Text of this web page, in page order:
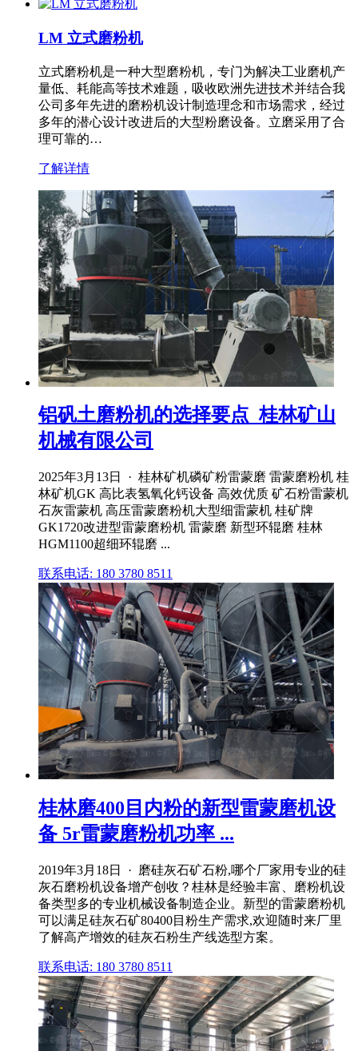
LM 立式磨粉机
立式磨粉机是一种大型磨粉机，专门为解决工业磨机产
量低、耗能高等技术难题，吸收欧洲先进技术并结合我
公司多年先进的磨粉机设计制造理念和市场需求，经过
多年的潜心设计改进后的大型粉磨设备。立磨采用了合
理可靠的…
了解详情
铝矾土磨粉机的选择要点_桂林矿山
机械有限公司
2025年3月13日 · 桂林矿机磷矿粉雷蒙磨 雷蒙磨粉机 桂
林矿机GK 高比表氢氧化钙设备 高效优质 矿石粉雷蒙机
石灰雷蒙机 高压雷蒙磨粉机大型细雷蒙机 桂矿牌
GK1720改进型雷蒙磨粉机 雷蒙磨 新型环辊磨 桂林
HGM1100超细环辊磨 ...
联系电话: 180 3780 8511
桂林磨400目内粉的新型雷蒙磨机设
备 5r雷蒙磨粉机功率 ...
2019年3月18日 · 磨硅灰石矿石粉,哪个厂家用专业的硅
灰石磨粉机设备增产创收？桂林是经验丰富、磨粉机设
备类型多的专业机械设备制造企业。新型的雷蒙磨粉机
可以满足硅灰石矿80400目粉生产需求,欢迎随时来厂里
了解高产增效的硅灰石粉生产线选型方案。
联系电话: 180 3780 8511